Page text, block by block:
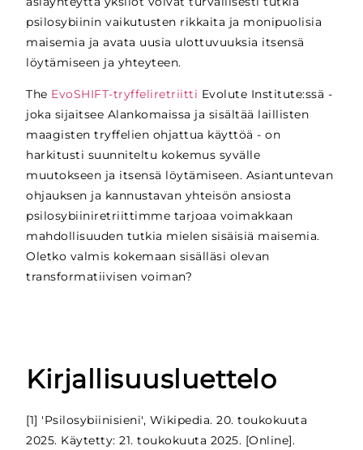
psilosybiinin vaikutusten rikkaita ja monipuolisia
maisemia ja avata uusia ulottuvuuksia itsensä
löytämiseen ja yhteyteen.
The EvoSHIFT-tryffeliretriitti Evolute Institute:ssä -
joka sijaitsee Alankomaissa ja sisältää laillisten
maagisten tryffelien ohjattua käyttöä - on
harkitusti suunniteltu kokemus syvälle
muutokseen ja itsensä löytämiseen. Asiantuntevan
ohjauksen ja kannustavan yhteisön ansiosta
psilosybiiniretriittimme tarjoaa voimakkaan
mahdollisuuden tutkia mielen sisäisiä maisemia.
Oletko valmis kokemaan sisälläsi olevan
transformatiivisen voiman?
Kirjallisuusluettelo
[1] 'Psilosybiinisieni', Wikipedia. 20. toukokuuta
2025. Käytetty: 21. toukokuuta 2025. [Online].